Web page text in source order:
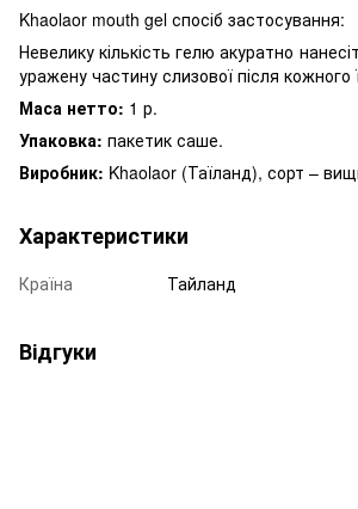
Khaolaor mouth gel спосіб застосування:
Невелику кількість гелю акуратно
уражену частину слизової після кожного
Маса нетто: 1 р.
Упаковка: пакетик саше.
Виробник: Khaolaor (Таїланд), сорт –
Характеристики
Країна Тайланд
Відгуки